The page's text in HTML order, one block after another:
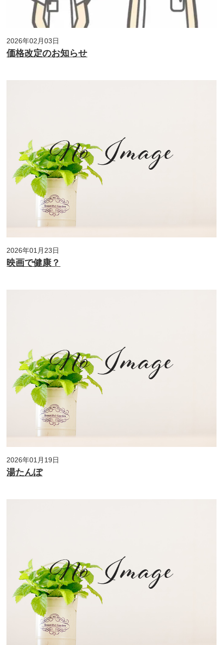
2026年02月03日
価格改定のお知らせ
2026年01月23日
映画で健康？
2026年01月19日
湯たんぽ